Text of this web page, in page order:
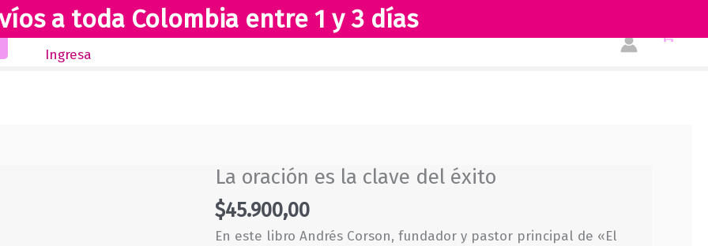
a toda Colombia entre 1 y 3 días
Inicio Novedades Revista Club Lectores Tienda
Ingresa
La oración es la clave del éxito
$45.900,00
En este libro Andrés Corson, fundador y pastor principal de «El